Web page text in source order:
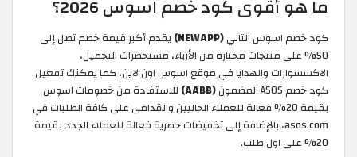
ما هو أقوى كود خصم اسوس 2026؟
كود خصم اسوس التالي(NEWAPP)
يقدم أكبر قيمة خصم تصل إلى
50% على منتجات مختارة من الأزياء، مستحضرات التجميل،
الاكسسوارات والهدايا في موقع اسوس اون لاين، كما يمكنك تفعيل
كود خصم ASOS المضمون
(AABB)
للاستفادة من خصومات اسوس
بقيمة 20% فعالة للعملاء الحاليين والقدامى على كافة الطلبات في
asos.com، بالإضافة إلى تخفيضات حصرية فعالة للعملاء الجدد بقيمة
20% على اول طلب.